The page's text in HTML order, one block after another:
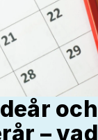
och
– vad